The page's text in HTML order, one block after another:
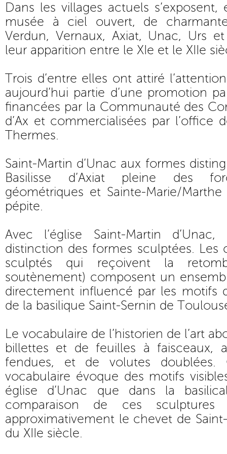
Dans les villages actuels
musée à ciel ouvert, de
Verdun, Vernaux, Axiat, Unac, Urs
leur apparition entre le XIe et le XIIe
Trois d’entre elles ont attiré
aujourd’hui partie d’une promotion
financées par la Communauté des
d’Ax et commercialisées par l’office
Thermes.
Saint-Martin d’Unac aux formes
Basilisse d’Axiat pleine des
géométriques et Sainte-Marie/
pépite.
Avec l’église Saint-Martin
distinction des formes sculptées. Les
sculptés qui reçoivent la
soutènement) composent un
directement influencé par les motifs
de la basilique Saint-Sernin de
Le vocabulaire de l’historien de l’art
billettes et de feuilles à faisceaux,
fendues, et de volutes doublées.
vocabulaire évoque des motifs
église d’Unac que dans la
comparaison de ces
approximativement le chevet de
du XIIe siècle.